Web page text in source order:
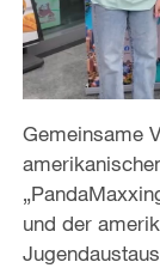
Gemeinsame
und der